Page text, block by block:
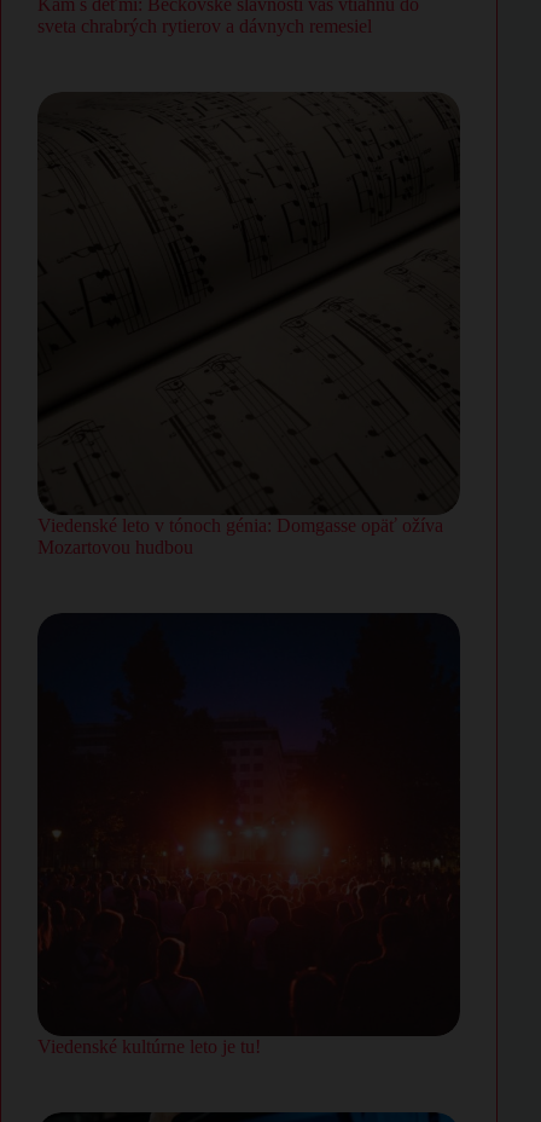
Kam s deťmi: Beckovské slávnosti vás vtiahnu do
sveta chrabrých rytierov a dávnych remesiel
Viedenské leto v tónoch génia: Domgasse opäť ožíva
Mozartovou hudbou
Viedenské kultúrne leto je tu!